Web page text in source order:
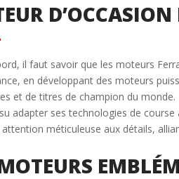
il faut savoir que les moteurs
en développant des moteurs
et de titres de champion du monde.
adapter ses technologies de
attention méticuleuse aux détails,